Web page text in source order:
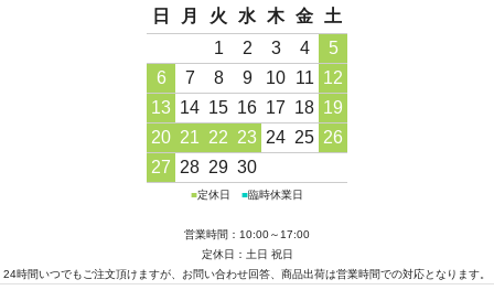
日
月 火 水 木 金
土
1
2 3 4
5
6
7 8 9 10 11 12
13 14 15 16 17 18 19
20 21 22 23 24 25 26
27 28 29 30
■定休日 ■臨時休業日
営業時間：10:00～17:00
定休日：土日 祝日
24時間いつでもご注文頂けますが、お問い合わせ回答、商品出荷は営業時間での対応となります。